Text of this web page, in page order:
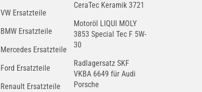
VW Ersatzteile
BMW Ersatzteile
Mercedes Ersatzteile
Ford Ersatzteile
Renault Ersatzteile
CeraTec Keramik 3721
Motoröl LIQUI MOLY
3853 Special Tec F 5W-
30
Radlagersatz SKF
VKBA 6649 für Audi
Porsche